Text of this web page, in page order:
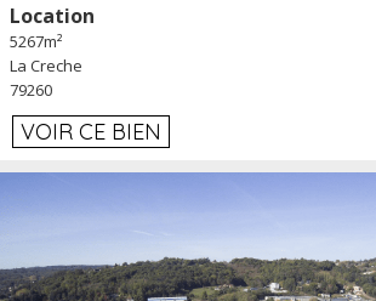
Location
5267m²
La Creche
79260
VOIR CE BIEN